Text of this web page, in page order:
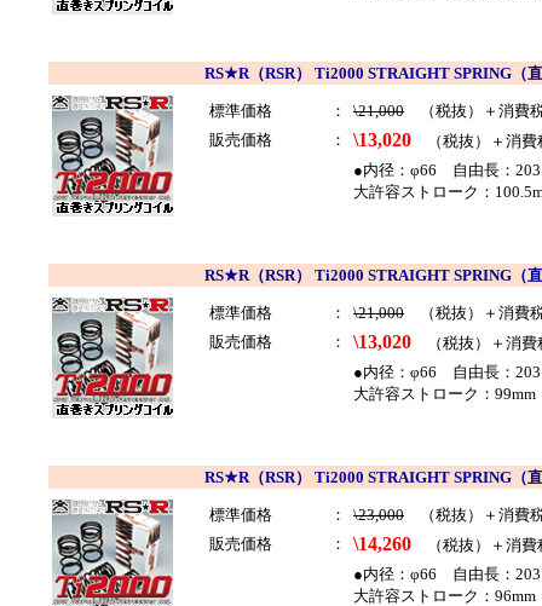
RS★R（RSR） Ti2000 STRAIGHT SPRING
標準価格 ： \21,000 （税抜）＋消費
販売価格
： \13,020 （税抜）＋消費
●内径：φ66 自由長：
大許容ストローク：
RS★R（RSR） Ti2000 STRAIGHT SPRING
標準価格 ： \21,000 （税抜）＋消費
販売価格
： \13,020 （税抜）＋消費
●内径：φ66 自由長：
大許容ストローク：
RS★R（RSR） Ti2000 STRAIGHT SPRING
標準価格 ： \23,000 （税抜）＋消費
販売価格
： \14,260 （税抜）＋消費
●内径：φ66 自由長：
大許容ストローク：